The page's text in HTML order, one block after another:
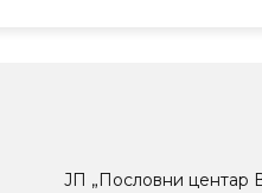
ЈП „Пословни центар